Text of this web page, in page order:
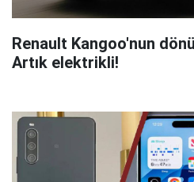
Renault Kangoo'nun
Artık elektrikli!